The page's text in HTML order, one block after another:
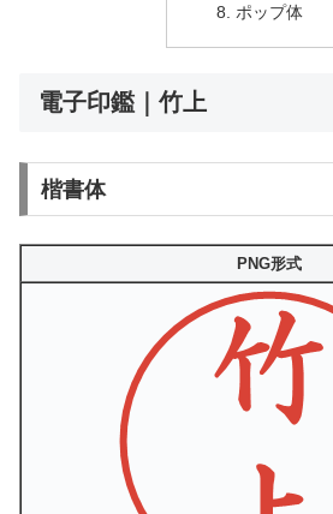
ポップ体
電子印鑑｜竹上
楷書体
PNG形式